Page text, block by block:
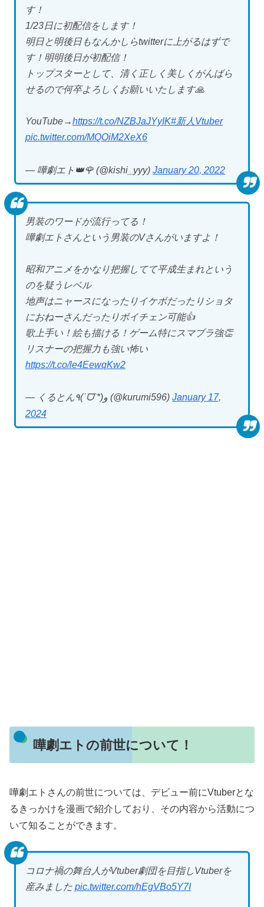
す！
1/23日に初配信をします！
明日と明後日もなんかしらtwitterに上がるはずで
す！明明後日が初配信！
トップスターとして、清く正しく美しくがんばら
せるので何卒よろしくお願いいたします🙏
YouTube→https://t.co/NZBJaJYyIK#新人Vtuber
pic.twitter.com/MQOiM2XeX6
— 嘩劇エト👑🌹 (@kishi_yyy) January 20, 2022
男装のワードが流行ってる！
嘩劇エトさんという男装のVさんがいますよ！
昭和アニメをかなり把握してて平成生まれという
のを疑うレベル
地声はニャースになったりイケボだったりショタ
におねーさんだったりボイチェン可能👍
歌上手い！絵も描ける！ゲーム特にスマブラ強👏
リスナーの把握力も強い怖い
https://t.co/le4EewqKw2
— くるとん٩(ˊᗜˋ*)و (@kurumi596) January 17,
2024
嘩劇エトの前世について！
嘩劇エトさんの前世については、デビュー前にVtuberとな
るきっかけを漫画で紹介しており、その内容から活動につ
いて知ることができます。
コロナ禍の舞台人がVtuber劇団を目指しVtuberを
産みました pic.twitter.com/hEgVBo5Y7I